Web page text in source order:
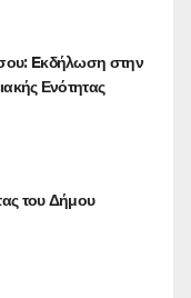
Eκδήλωση στην
Ενότητας
του Δήμου